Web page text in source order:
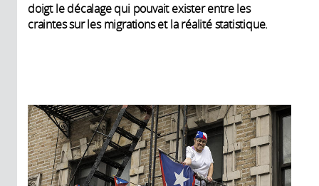
doigt le décalage qui pouvait exister entre les
craintes sur les migrations et la réalité statistique.